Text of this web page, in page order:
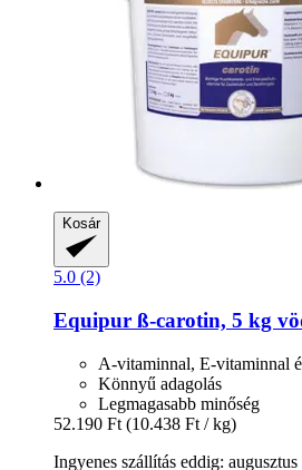
Kosár
5.0 (2)
Equipur ß-​carotin, 5 kg
A-vitaminnal, E-vitaminnal
Könnyű adagolás
Legmagasabb minőség
52.190 Ft (10.438 Ft / kg)
Ingyenes szállítás eddig: augusztus